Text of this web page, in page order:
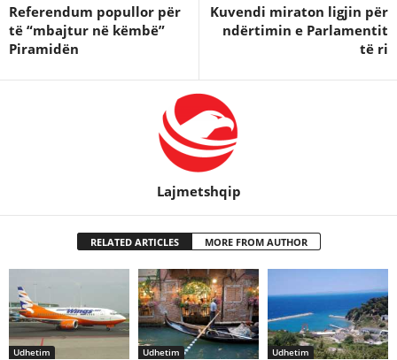
Referendum popullor për
të “mbajtur në këmbë”
Piramidën
Kuvendi miraton ligjin për
ndërtimin e Parlamentit
të ri
Lajmetshqip
RELATED ARTICLES MORE FROM AUTHOR
Udhetim Udhetim Udhetim